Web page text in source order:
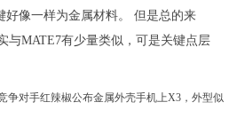
好像一样为金属材料。 但是总的来
与MATE7有少量类似，可是关键点层